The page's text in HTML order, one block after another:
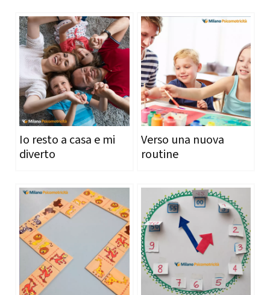
Io resto a casa e mi
diverto
Verso una nuova
routine